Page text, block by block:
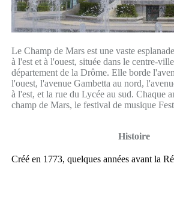
Le Champ de Mars est une vaste
à l'est et à l'ouest, située dans le centre-
département de la Drôme. Elle borde
l'ouest, l'avenue Gambetta au nord,
à l'est, et la rue du Lycée au sud. Chaque
champ de Mars, le festival de musique
Histoire
Créé en 1773, quelques années avant la